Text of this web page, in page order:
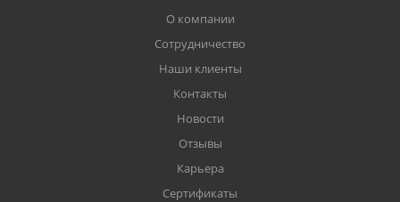
О компании
Сотрудничество
Наши клиенты
Контакты
Новости
Отзывы
Карьера
Сертификаты